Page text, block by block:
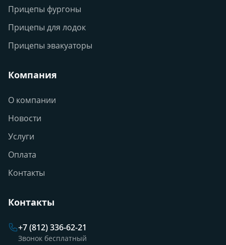
Прицепы фургоны
Прицепы для лодок
Прицепы эвакуаторы
Компания
О компании
Новости
Услуги
Оплата
Контакты
Контакты
+7 (812) 336-62-21
Звонок бесплатный